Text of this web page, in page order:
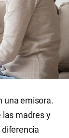
una emisora.
las madres y